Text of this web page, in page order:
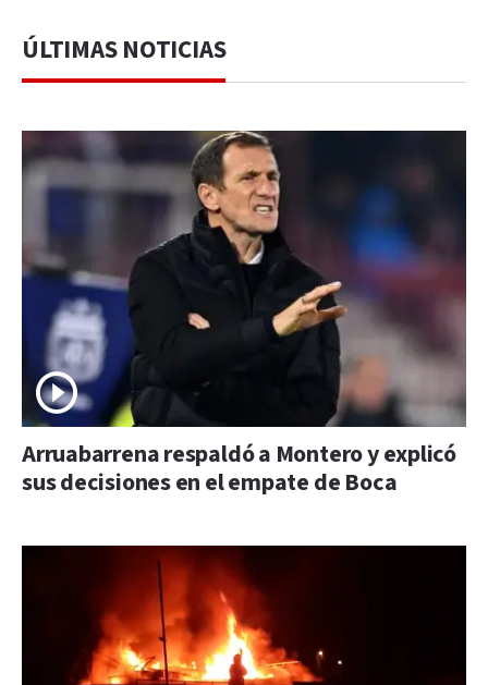
ÚLTIMAS NOTICIAS
Arruabarrena respaldó a Montero y explicó
sus decisiones en el empate de Boca